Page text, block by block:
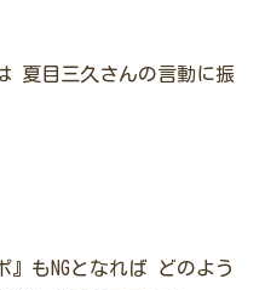
夏目三久さんの言動に振
もNGとなれば どのよう